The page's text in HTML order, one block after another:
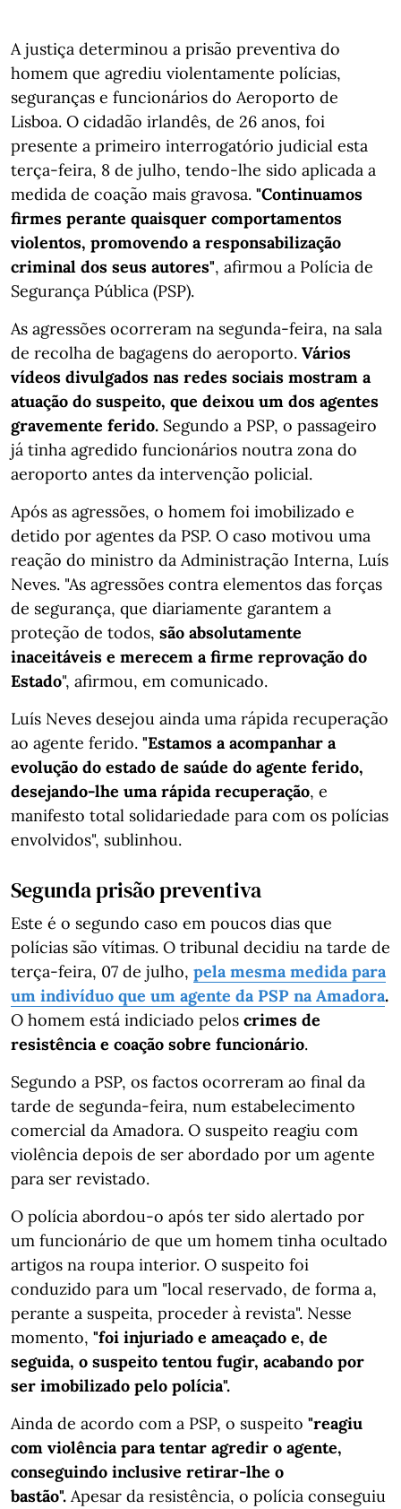
A justiça determinou a prisão preventiva do
homem que agrediu violentamente polícias,
seguranças e funcionários do Aeroporto de
Lisboa. O cidadão irlandês, de 26 anos, foi
presente a primeiro interrogatório judicial esta
terça-feira, 8 de julho, tendo-lhe sido aplicada a
medida de coação mais gravosa. "Continuamos
firmes perante quaisquer comportamentos
violentos, promovendo a responsabilização
criminal dos seus autores", afirmou a Polícia de
Segurança Pública (PSP).
As agressões ocorreram na segunda-feira, na sala
de recolha de bagagens do aeroporto. Vários
vídeos divulgados nas redes sociais mostram a
atuação do suspeito, que deixou um dos agentes
gravemente ferido. Segundo a PSP, o passageiro
já tinha agredido funcionários noutra zona do
aeroporto antes da intervenção policial.
Após as agressões, o homem foi imobilizado e
detido por agentes da PSP. O caso motivou uma
reação do ministro da Administração Interna, Luís
Neves. "As agressões contra elementos das forças
de segurança, que diariamente garantem a
proteção de todos, são absolutamente
inaceitáveis e merecem a firme reprovação do
Estado", afirmou, em comunicado.
Luís Neves desejou ainda uma rápida recuperação
ao agente ferido. "Estamos a acompanhar a
evolução do estado de saúde do agente ferido,
desejando-lhe uma rápida recuperação, e
manifesto total solidariedade para com os polícias
envolvidos", sublinhou.
Segunda prisão preventiva
Este é o segundo caso em poucos dias que
polícias são vítimas. O tribunal decidiu na tarde de
terça-feira, 07 de julho, pela mesma medida para
um indivíduo que um agente da PSP na Amadora.
O homem está indiciado pelos crimes de
resistência e coação sobre funcionário.
Segundo a PSP, os factos ocorreram ao final da
tarde de segunda-feira, num estabelecimento
comercial da Amadora. O suspeito reagiu com
violência depois de ser abordado por um agente
para ser revistado.
O polícia abordou-o após ter sido alertado por
um funcionário de que um homem tinha ocultado
artigos na roupa interior. O suspeito foi
conduzido para um "local reservado, de forma a,
perante a suspeita, proceder à revista". Nesse
momento, "foi injuriado e ameaçado e, de
seguida, o suspeito tentou fugir, acabando por
ser imobilizado pelo polícia".
Ainda de acordo com a PSP, o suspeito "reagiu
com violência para tentar agredir o agente,
conseguindo inclusive retirar-lhe o
bastão". Apesar da resistência, o polícia conseguiu